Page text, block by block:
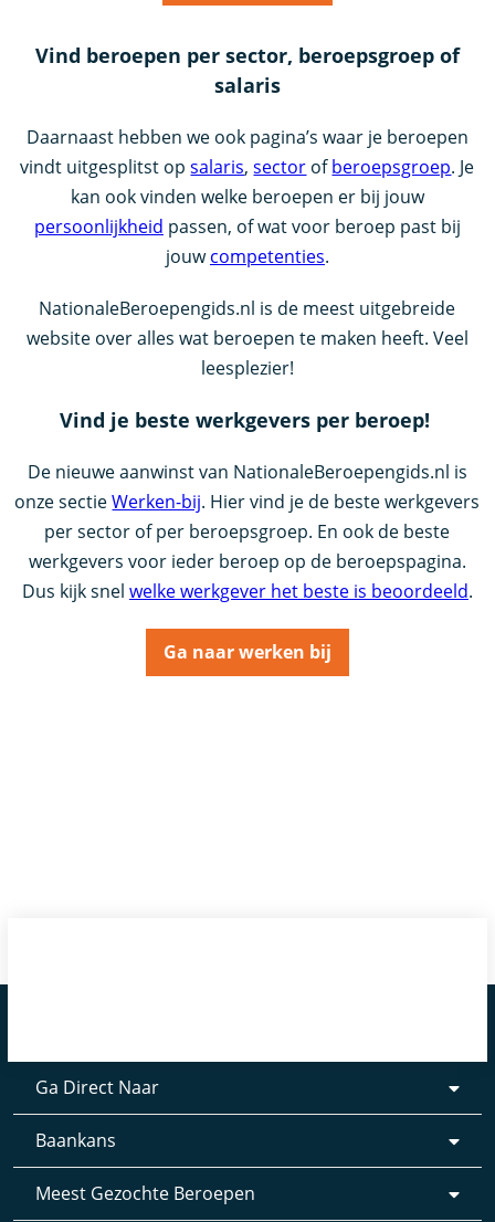
Vind beroepen per sector, beroepsgroep of
salaris
Daarnaast hebben we ook pagina’s waar je beroepen
vindt uitgesplitst opsalaris,sector ofberoepsgroep. Je
kan ook vinden welke beroepen er bij jouw
persoonlijkheid passen, of wat voor beroep past bij
jouwcompetenties.
NationaleBeroepengids.nl is de meest uitgebreide
website over alles wat beroepen te maken heeft. Veel
leesplezier!
Vind je beste werkgevers per beroep!
De nieuwe aanwinst van NationaleBeroepengids.nl is
onze sectieWerken-bij. Hier vind je de beste werkgevers
per sector of per beroepsgroep. En ook de beste
werkgevers voor ieder beroep op de beroepspagina.
Dus kijk snel welke werkgever het beste is beoordeeld.
Ga naar werken bij
Ga Direct Naar
Baankans
Meest Gezochte Beroepen